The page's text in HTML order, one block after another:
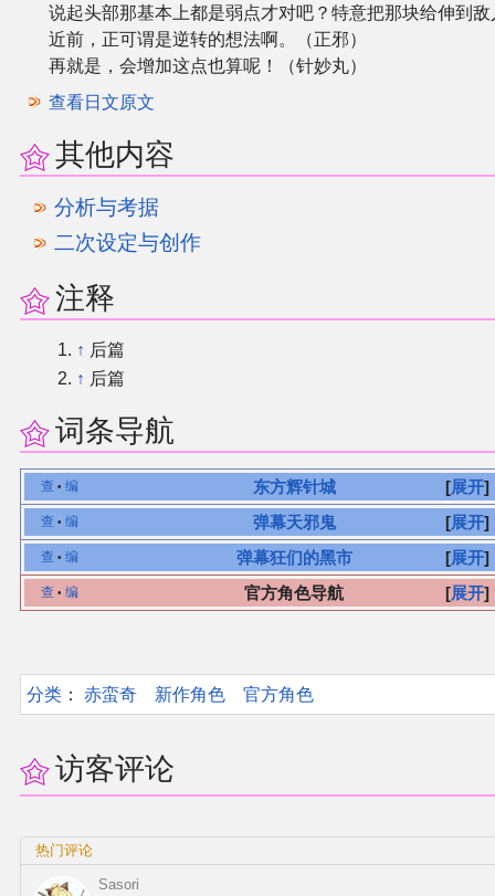
说起头部那基本上都是弱点才对吧？特意把那块给伸到敌
近前，正可谓是逆转的想法啊。（正邪）
再就是，会增加这点也算呢！（针妙丸）
查看日文原文
其他内容
分析与考据
二次设定与创作
注释
↑ 后篇
↑ 后篇
词条导航
展开
查 • 编
东方辉针城
展开
查 • 编
弹幕天邪鬼
展开
查 • 编
弹幕狂们的黑市
展开
查 • 编 官方角色导航
分类 ：​ 赤蛮奇 新作角色 官方角色
访客评论
热门评论
Sasori